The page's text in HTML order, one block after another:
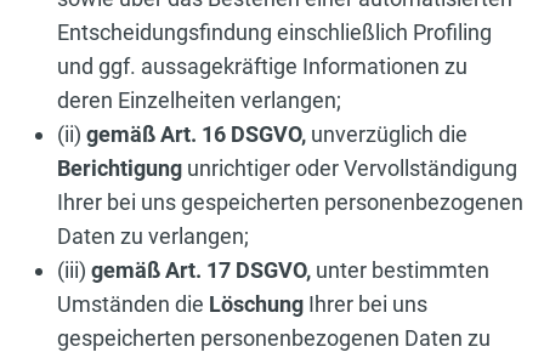
Entscheidungsfindung einschließlich Profiling
und ggf. aussagekräftige Informationen zu
deren Einzelheiten verlangen;
(ii) gemäß Art. 16 DSGVO, unverzüglich die
Berichtigung unrichtiger oder Vervollständigung
Ihrer bei uns gespeicherten personenbezogenen
Daten zu verlangen;
(iii) gemäß Art. 17 DSGVO, unter bestimmten
Umständen die Löschung Ihrer bei uns
gespeicherten personenbezogenen Daten zu